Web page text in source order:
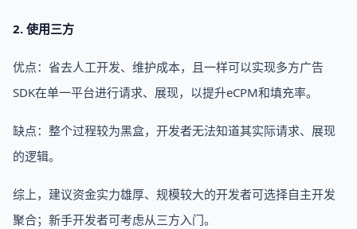
2. 使用三方
优点：省去人工开发、维护成本，且一样可以实现多方广告
SDK在单一平台进行请求、展现，以提升eCPM和填充率。
缺点：整个过程较为黑盒，开发者无法知道其实际请求、展现
的逻辑。
综上，建议资金实力雄厚、规模较大的开发者可选择自主开发
聚合；新手开发者可考虑从三方入门。